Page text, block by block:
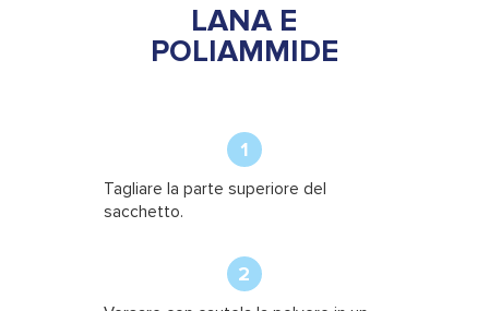
LANA E
POLIAMMIDE
1
Tagliare la parte superiore del
sacchetto.
2